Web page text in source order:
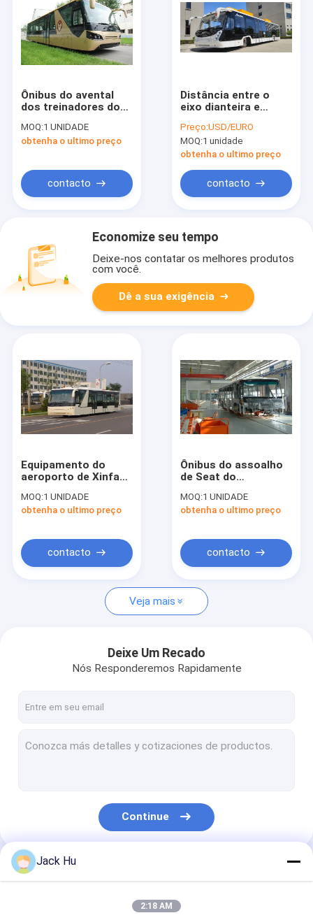
Casa
Ônibus do avental
dos treinadores do
profissional 13 com
Cummins Engine
MOQ:1 UNIDADE
obtenha o ultimo preço
contacto
Distância entre o
eixo dianteira e
completa do ônibus
7200mm do
passageiro do
Preço:USD/EURO
MOQ:1 unidade
obtenha o ultimo preço
contacto
Economize seu tempo
Deixe-nos contatar os melhores produtos
com você.
Dê a sua exigência
Equipamento do
aeroporto de Xinfa
com base de roda de
6700mm
MOQ:1 UNIDADE
obtenha o ultimo preço
contacto
Ônibus do assoalho
de Seat do
luxo 110 baixos com
padrão do IATA
MOQ:1 UNIDADE
obtenha o ultimo preço
contacto
Veja mais
Deixe Um Recado
Nós Responderemos Rapidamente
Continue
Nossas Categorias
Jack Hu
2:18 AM